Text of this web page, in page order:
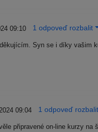
09:10 1 odpoveď rozbalit
Syn se i díky vašim
09:04 1 odpoveď rozbalit
připravené on-line kurzy